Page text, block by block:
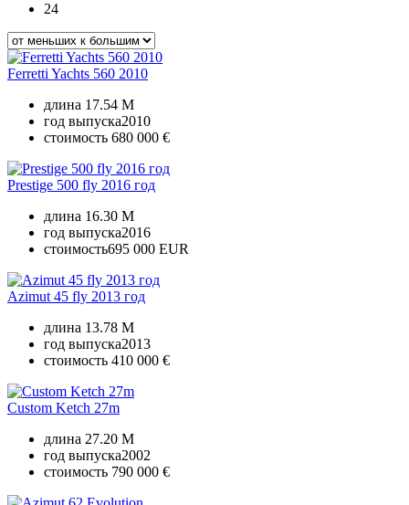
24
Ferretti Yachts 560 2010
длина 17.54 M
год выпуска2010
стоимость 680 000 €
Prestige 500 fly 2016 год
длина 16.30 M
год выпуска2016
стоимость695 000 EUR
Azimut 45 fly 2013 год
длина 13.78 M
год выпуска2013
стоимость 410 000 €
Custom Ketch 27m
длина 27.20 M
год выпуска2002
стоимость 790 000 €